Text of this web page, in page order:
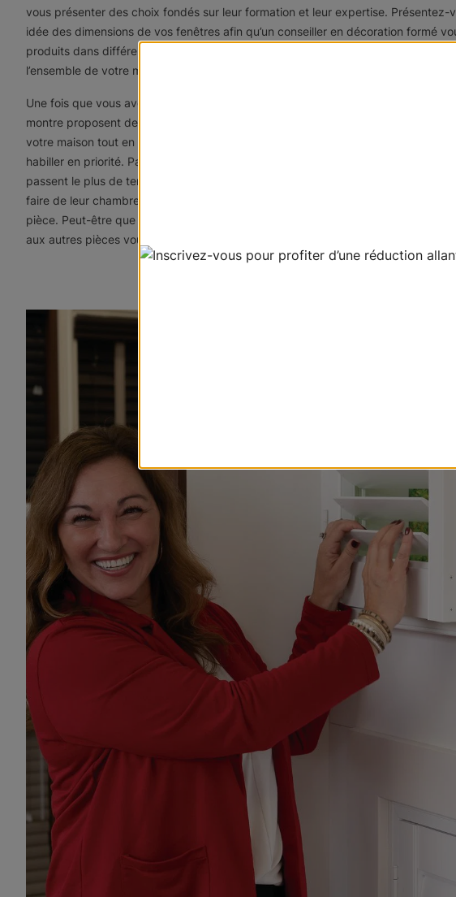
vous présenter des choix fondés sur leur formation et leur expertise. Présentez-
idée des dimensions de vos fenêtres afin qu’un conseiller en décoration formé
produits dans différentes fourchettes de prix. Vous pourrez ensuite décider quel
l’ensemble de votre maison, mais aussi dans chacune de vos pièces.
Une fois que vous avez décidé du budget pour votre projet, il est temps
montre proposent des produits magnifiques, sobres et esthétiques qui vous
votre maison tout en respectant votre budget. Une autre approche consiste à
habiller en priorité. Parfois, les clients cherchent à donner plus de style à leur
passent le plus de temps. Pour d’autres propriétaires, la
faire de leur chambre leur sanctuaire. Quelle que soit votre priorité, commencez
pièce. Peut-être que de dépenser un gros montant pour habiller votre pièce
aux autres pièces vous aidera à respecter votre budget total.